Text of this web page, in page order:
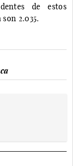
de estos
2.035.